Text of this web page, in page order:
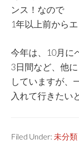
ンス！なので
1年以上前から
今年は、10月に
3日間など、他
していますが、
入れて行きたい
Filed Under: 未分類